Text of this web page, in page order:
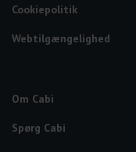
Cookiepolitik
Webtilgængelighed
Om Cabi
Spørg Cabi